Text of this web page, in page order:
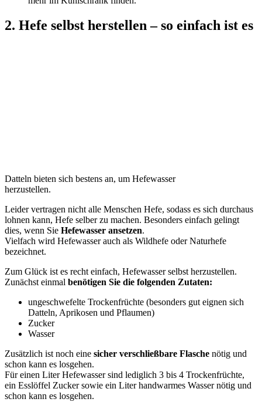
2. Hefe selbst herstellen – so einfach ist es
Datteln bieten sich bestens an, um Hefewasser
herzustellen.
Leider vertragen nicht alle Menschen Hefe, sodass es sich durchaus
lohnen kann, Hefe selber zu machen. Besonders einfach gelingt
dies, wenn Sie Hefewasser ansetzen.
Vielfach wird Hefewasser auch als Wildhefe oder Naturhefe
bezeichnet.
Zum Glück ist es recht einfach, Hefewasser selbst herzustellen.
Zunächst einmal benötigen Sie die folgenden Zutaten:
ungeschwefelte Trockenfrüchte (besonders gut eignen sich
Datteln, Aprikosen und Pflaumen)
Zucker
Wasser
Zusätzlich ist noch eine sicher verschließbare Flasche nötig und
schon kann es losgehen.
Für einen Liter Hefewasser sind lediglich 3 bis 4 Trockenfrüchte,
ein Esslöffel Zucker sowie ein Liter handwarmes Wasser nötig und
schon kann es losgehen.